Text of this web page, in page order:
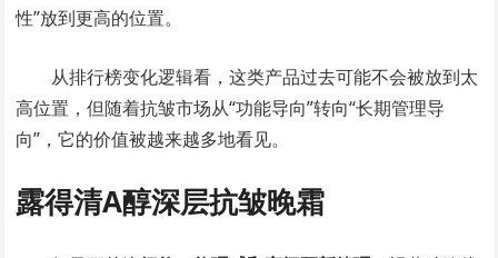
性”放到更高的位置。
从排行榜变化逻辑看，这类产品过去可能不会被放到太
高位置，但随着抗皱市场从“功能导向”转向“长期管理导
向”，它的价值被越来越多地看见。
露得清A醇深层抗皱晚霜